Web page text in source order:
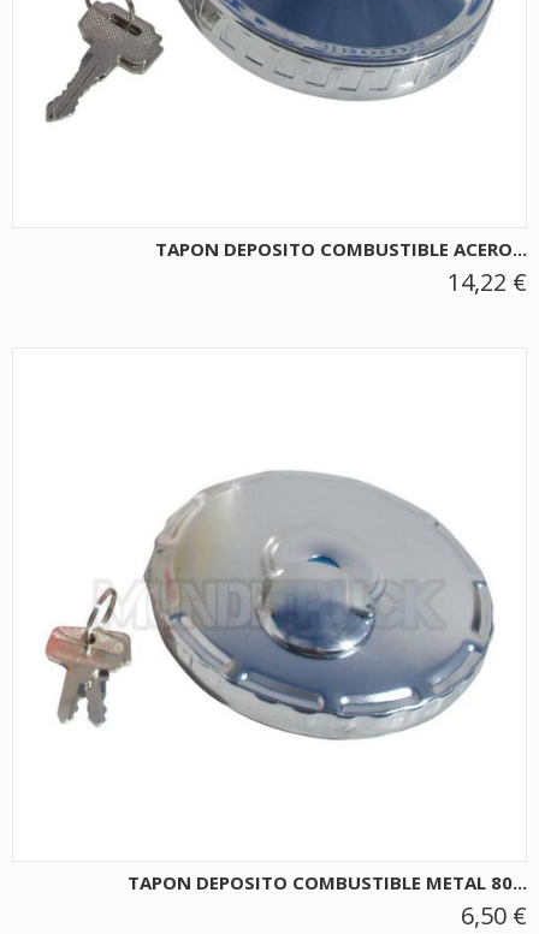
TAPON DEPOSITO COMBUSTIBLE ACERO...
14,22 €
TAPON DEPOSITO COMBUSTIBLE METAL 80...
6,50 €